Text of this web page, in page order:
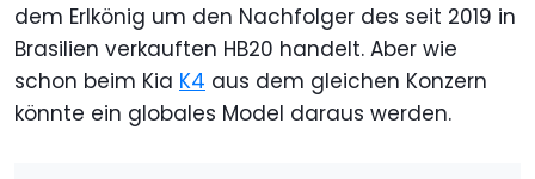
dem Erlkönig um den Nachfolger des seit 2019 in
Brasilien verkauften HB20 handelt. Aber wie
schon beim Kia K4 aus dem gleichen Konzern
könnte ein globales Model daraus werden.